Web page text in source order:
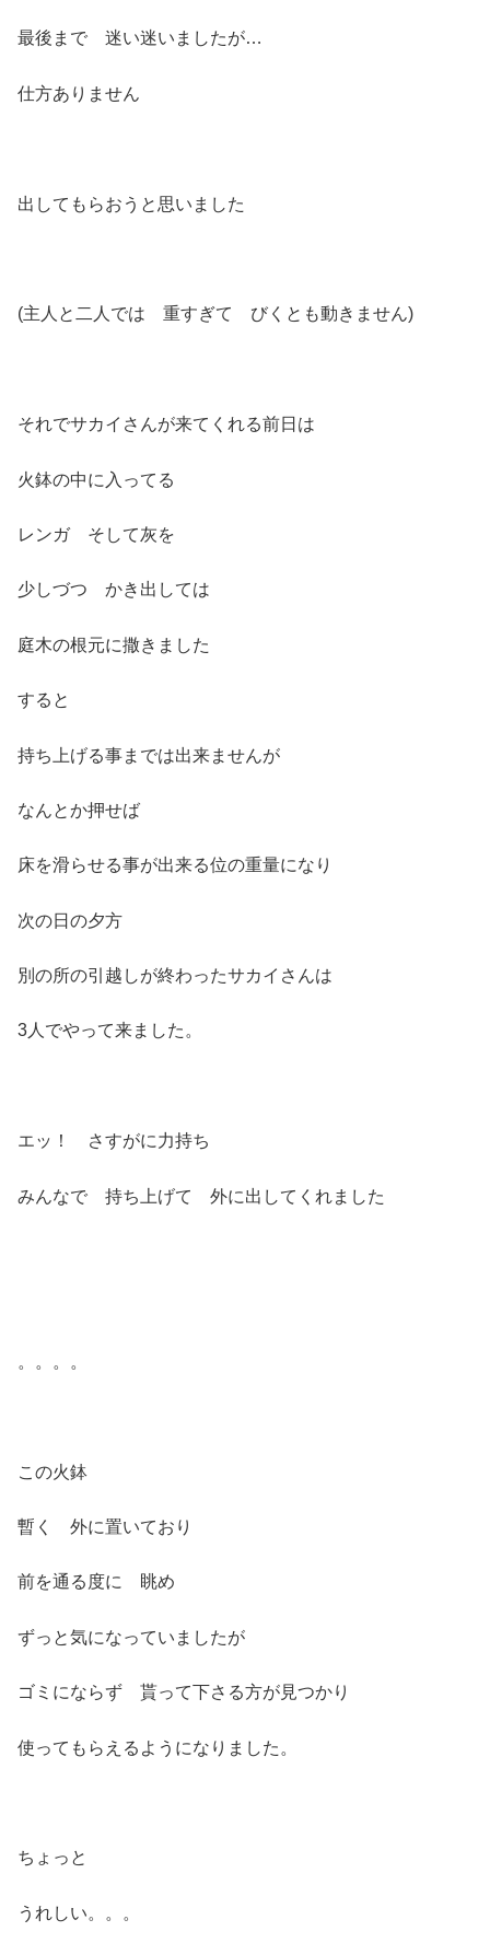
最後まで 迷い迷いましたが…
仕方ありません
出してもらおうと思いました
(主人と二人では 重すぎて びくとも動きません)
それでサカイさんが来てくれる前日は
火鉢の中に入ってる
レンガ そして灰を
少しづつ かき出しては
庭木の根元に撒きました
すると
持ち上げる事までは出来ませんが
なんとか押せば
床を滑らせる事が出来る位の重量になり
次の日の夕方
別の所の引越しが終わったサカイさんは
3人でやって来ました。
エッ！ さすがに力持ち
みんなで 持ち上げて 外に出してくれました
。。。。
この火鉢
暫く 外に置いており
前を通る度に 眺め
ずっと気になっていましたが
ゴミにならず 貰って下さる方が見つかり
使ってもらえるようになりました。
ちょっと
うれしい。。。